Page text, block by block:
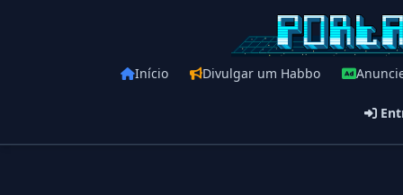
Início Divulgar um Habbo